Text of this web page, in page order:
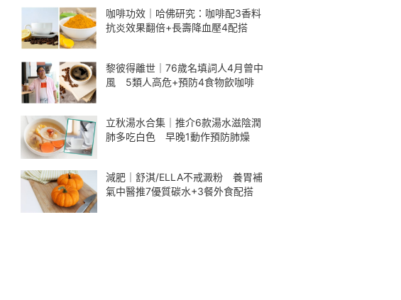
咖啡功效｜哈佛研究：咖啡配3香料
抗炎效果翻倍+長壽降血壓4配搭
黎彼得離世｜76歲名填詞人4月曾中
風 5類人高危+預防4食物飲咖啡
立秋湯水合集｜推介6款湯水滋陰潤
肺多吃白色 早晚1動作預防肺燥
減肥｜舒淇/ELLA不戒澱粉 養胃補
氣中醫推7優質碳水+3餐外食配搭